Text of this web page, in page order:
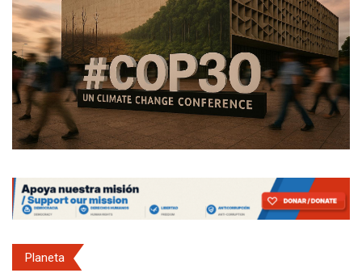
Planeta